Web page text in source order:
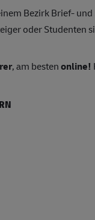
Bezirk Brief-
oder Studenten
, am bestenonline!